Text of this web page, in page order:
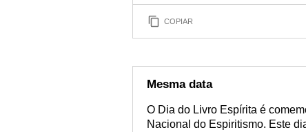
COPIAR
Mesma data
O Dia do Livro Espírita é
Nacional do Espiritismo. Este